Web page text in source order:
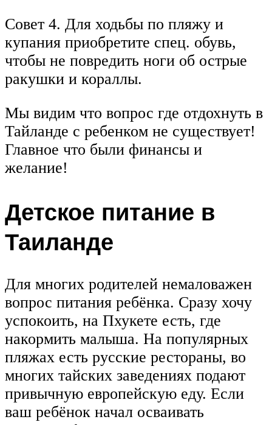
Совет 4. Для ходьбы по пляжу и
купания приобретите спец. обувь,
чтобы не повредить ноги об острые
ракушки и кораллы.
Мы видим что вопрос где отдохнуть в
Тайланде с ребенком не существует!
Главное что были финансы и
желание!
Детское питание в
Таиланде
Для многих родителей немаловажен
вопрос питания ребёнка. Сразу хочу
успокоить, на Пхукете есть, где
накормить малыша. На популярных
пляжах есть русские рестораны, во
многих тайских заведениях подают
привычную европейскую еду. Если
ваш ребёнок начал осваивать